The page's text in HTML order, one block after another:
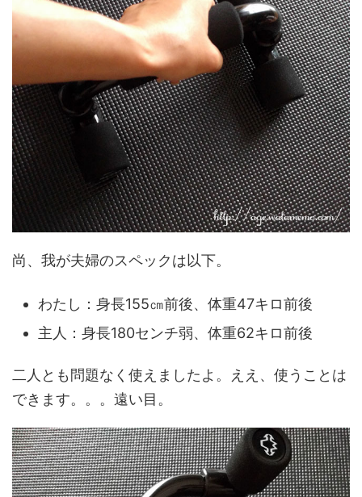
尚、我が夫婦のスペックは以下。
わたし：身長155㎝前後、体重47キロ前後
主人：身長180センチ弱、体重62キロ前後
二人とも問題なく使えましたよ。ええ、使うことは
できます。。。遠い目。